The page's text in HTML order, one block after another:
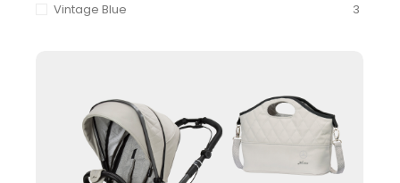
Vintage Blue
3